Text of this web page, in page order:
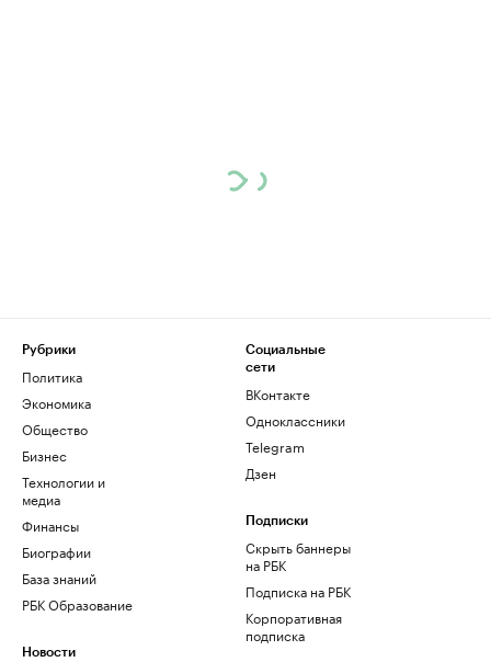
Рубрики
Политика
Экономика
Общество
Бизнес
Технологии и
медиа
Финансы
Биографии
База знаний
РБК Образование
Новости
Социальные
сети
ВКонтакте
Одноклассники
Telegram
Дзен
Подписки
Скрыть баннеры
на РБК
Подписка на РБК
Корпоративная
подписка